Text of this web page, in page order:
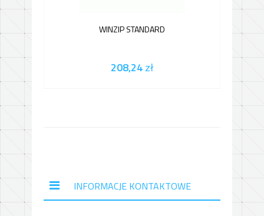
WINZIP STANDARD
208,24zł
INFORMACJE KONTAKTOWE